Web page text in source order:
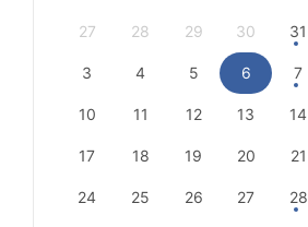
27 28 29 30 31
3 4 5 6 7
10 11 12 13 14
17 18 19 20 21
24 25 26 27 28